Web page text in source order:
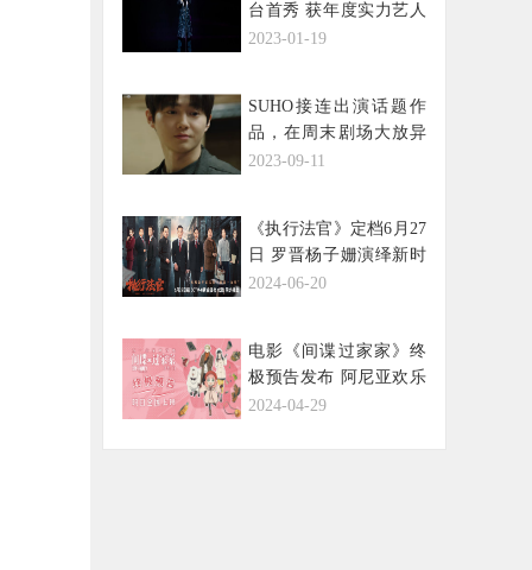
台首秀 获年度实力艺人
奖
2023-01-19
SUHO接连出演话题作
品，在周末剧场大放异
彩，引领自身最高收视
2023-09-11
《执行法官》定档6月27
日 罗晋杨子姗演绎新时
代执法者
2024-06-20
电影《间谍过家家》终
极预告发布 阿尼亚欢乐
旅行为家人而战
2024-04-29